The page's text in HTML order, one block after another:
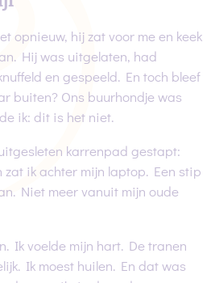
opnieuw, hij zat voor me en keek
Hij was uitgelaten, had
en gespeeld. En toch bleef
buiten? Ons buurhondje was
ik: dit is het niet.
karrenpad gestapt:
zat ik achter mijn laptop. Een stip
Niet meer vanuit mijn oude
Ik voelde mijn hart. De tranen
Ik moest huilen. En dat was